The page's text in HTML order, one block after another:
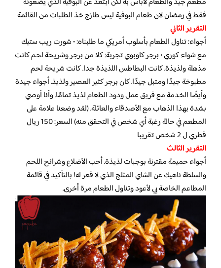
فقط في رمضان لان طعام البوفية ليس طازج خذ الطلبات من القائمة
التقرير الثاني
أجواء: تناول الطعام بأسلوب أمريكي ما طلبناه: • شورت ريب ستيك
مع شواء كوري • برجر كاوبوي تجربة: كلا من برجر وشريحة لحم كانت
مذهلة ولذيذة. كانت البطاطس اللذيذة جدا. كانت شريحة لحم
مطبوخة جيدًا ومتبل جيدًا. كان برجر كثير العصير ولذيذ. أجواء جيدة
وأيضًا الخدمة مع فريق عمل ودود الطعام لذيذ تمامًا. وأنا أوصي
بشدة بهذا الذهاب مع الأصدقاء والعائلة. (لقد وضعنا علامة على
المطعم في حالة رغبة أي شخص في التحقق منه) السعر: 150 ريال
قطري ل 2 شخص تقريبا
التقرير الثالث
أجواء حميمة مقترنة بوجبات لذيذة. أحب الأضلاع وشرائح اللحم
والسلطة ناهيك عن الشاي المثلج الذي لا قعر له! بالتأكيد في قائمة
المطاعم الخاصة بي لأعود وتناول الطعام مرة أخرى.